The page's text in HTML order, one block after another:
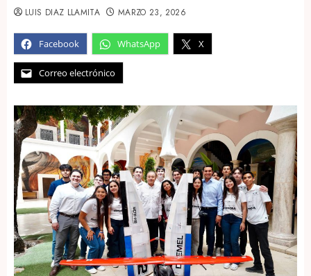
Facebook WhatsApp X
Correo electrónico
LUIS DIAZ LLAMITA MARZO 23, 2026